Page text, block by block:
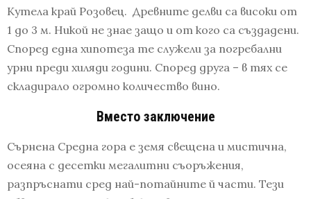
Кутела край Розовец. Древните делви са високи от
1 до 3 м. Никой не знае защо и от кого са създадени.
Според една хипотеза те служели за погребални
урни преди хиляди години. Според друга – в тях се
складирало огромно количество вино.
Вместо заключение
Сърнена Средна гора е земя свещена и мистична,
осеяна с десетки мегалитни съоръжения,
разпръснати сред най-потайните й части. Тези